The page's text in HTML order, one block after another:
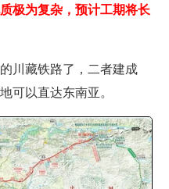
极为复杂，预计工期将长
川藏铁路了，二者建成
可以直达东南亚。